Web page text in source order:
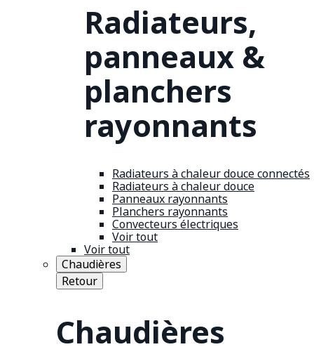
Radiateurs,
panneaux &
planchers
rayonnants
Radiateurs à chaleur douce connectés
Radiateurs à chaleur douce
Panneaux rayonnants
Planchers rayonnants
Convecteurs électriques
Voir tout
Voir tout
Chaudières
Retour
Chaudières